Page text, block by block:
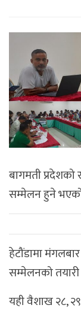
बागमती प्रदेशको
सम्मेलन हुने
हेटौंडामा
सम्मेलनको तयारी
यही वैशाख २८,